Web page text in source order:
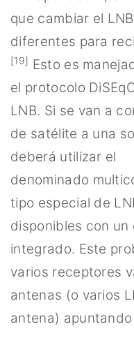
que cambiar el
diferentes para
[19] Esto es
el protocolo
LNB. Si se van a
de satélite a una
deberá utilizar el
denominado
tipo especial de
disponibles con
integrado. Este
varios receptores
antenas (o varios
antena)